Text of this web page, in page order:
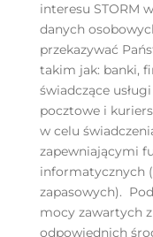
interesu STORM
danych
przekazywać
takim jak: banki,
świadczące
pocztowe i
w celu
zapewniającymi
informatycznych
zapasowych).
mocy zawartych
odpowiednich